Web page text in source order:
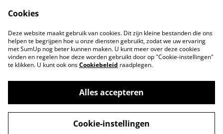
Contact
Voorwaarden
Privacybeleid
Cookiebeleid
©2026Markthuis Friesland
powered by
Cookies
Deze website maakt gebruik van cookies. Dit zijn kleine bestanden die ons
helpen te begrijpen hoe u onze diensten gebruikt, zodat we uw ervaring
met SumUp nog beter kunnen maken. U kunt meer over deze cookies
vinden en regelen hoe deze worden gebruikt door op "Cookie-instellingen"
te klikken. U kunt ook onsCookiebeleid raadplegen.
Alles accepteren
Cookie-instellingen